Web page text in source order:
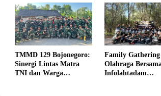
TMMD 129 Bojonegoro:
Sinergi Lintas Matra
TNI dan Warga
Family Gathering
Olahraga
Infolahtadam